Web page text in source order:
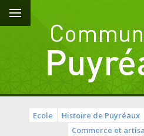
Ecole Histoire de Puyréaux
Commerce et